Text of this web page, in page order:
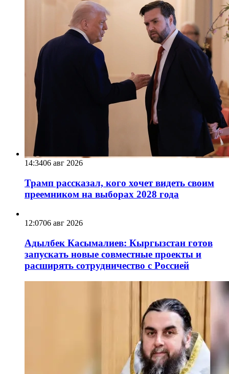
14:3406 авг 2026
Трамп рассказал, кого хочет видеть своим
преемником на выборах 2028 года
12:0706 авг 2026
Адылбек Касымалиев: Кыргызстан готов
запускать новые совместные проекты и
расширять сотрудничество с Россией